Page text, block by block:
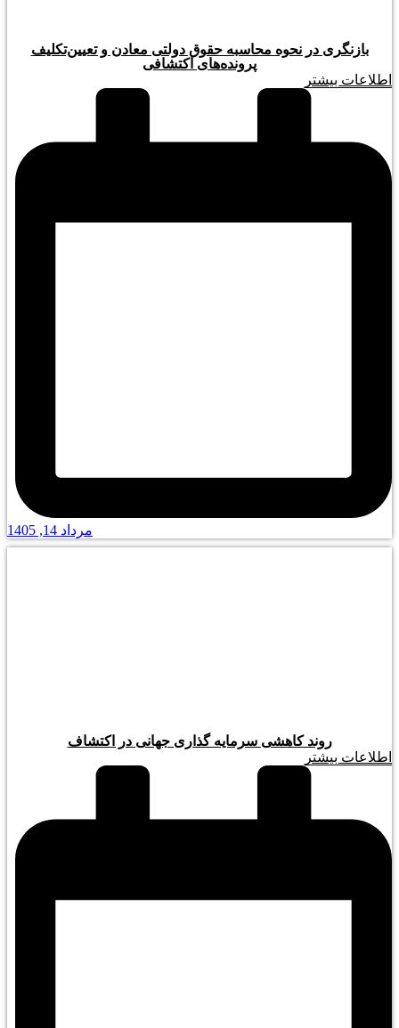
بازنگری در نحوه محاسبه حقوق دولتی معادن و تعیین‌تکلیف
پرونده‌های اکتشافی
اطلاعات بیشتر
مرداد 14, 1405
روند کاهشی سرمایه گذاری جهانی در اکتشاف
اطلاعات بیشتر